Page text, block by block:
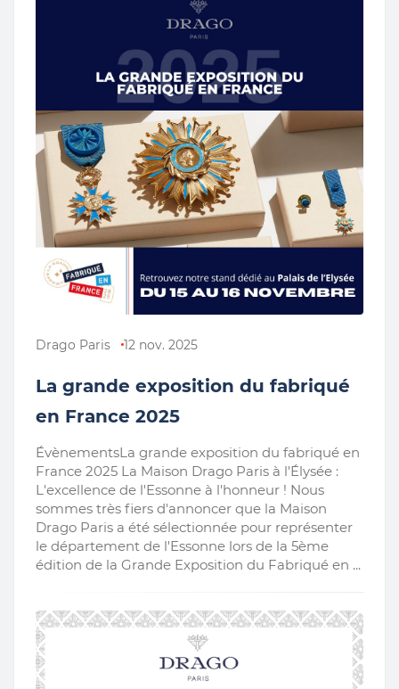
Drago Paris 12 nov. 2025
La grande exposition du fabriqué
en France 2025
ÉvènementsLa grande exposition du fabriqué en
France 2025 La Maison Drago Paris à l'Élysée :
L'excellence de l'Essonne à l'honneur ! Nous
sommes très fiers d'annoncer que la Maison
Drago Paris a été sélectionnée pour représenter
le département de l'Essonne lors de la 5ème
édition de la Grande Exposition du Fabriqué en ...